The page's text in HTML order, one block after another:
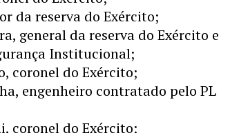
da reserva do Exército;
general da reserva do Exército e
Institucional;
coronel do Exército;
engenheiro contratado pelo PL
coronel do Exército;